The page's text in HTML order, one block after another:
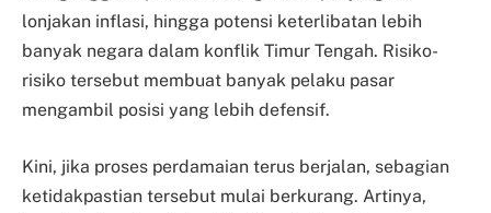
lonjakan inflasi, hingga potensi keterlibatan lebih
banyak negara dalam konflik Timur Tengah. Risiko-
risiko tersebut membuat banyak pelaku pasar
mengambil posisi yang lebih defensif.
Kini, jika proses perdamaian terus berjalan, sebagian
ketidakpastian tersebut mulai berkurang. Artinya,